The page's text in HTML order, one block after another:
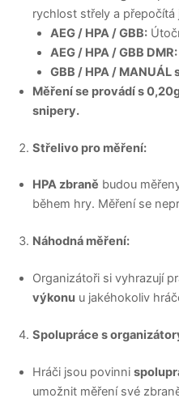
rychlost střely a přepočítá
AEG / HPA / GBB:
AEG / HPA / GBB DMR:
GBB / HPA / MANUÁL
Měření se provádí s
snipery.
Střelivo pro měření:
HPA zbraně budou
během hry. Měření se
Náhodná měření:
Organizátoři si vyhrazují
výkonu u jakéhokoliv
Spolupráce s
Hráči jsou povinni
umožnit měření své